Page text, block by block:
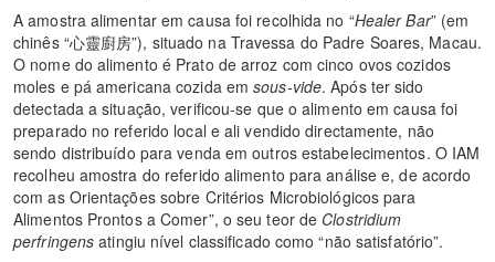
A amostra alimentar em causa foi recolhida no “Healer Bar” (em
chinês “心靈廚房”), situado na Travessa do Padre Soares, Macau.
O nome do alimento é Prato de arroz com cinco ovos cozidos
moles e pá americana cozida emsous-vide. Após ter sido
detectada a situação, verificou-se que o alimento em causa foi
preparado no referido local e ali vendido directamente, não
sendo distribuído para venda em outros estabelecimentos. O IAM
recolheu amostra do referido alimento para análise e, de acordo
com as Orientações sobre Critérios Microbiológicos para
Alimentos Prontos a Comer”, o seu teor de Clostridium
perfringens atingiu nível classificado como “não satisfatório”.